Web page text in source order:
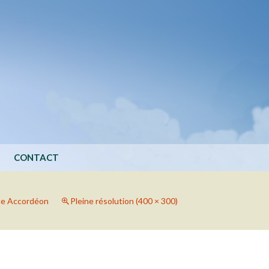
CONTACT
Accordéon Pleine résolution (400 × 300)